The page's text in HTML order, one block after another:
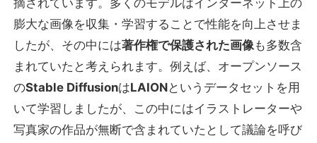
摘されています。多くのモデルはインターネット上の
膨大な画像を収集・学習することで性能を向上させま
したが、その中には著作権で保護された画像も多数含
まれていたと考えられます。例えば、オープンソース
のStable DiffusionはLAIONというデータセットを用
いて学習しましたが、この中にはイラストレーターや
写真家の作品が無断で含まれていたとして議論を呼び